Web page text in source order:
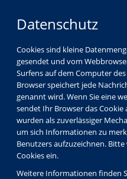
Datenschutz
Cookies sind kleine
gesendet und vom
Surfens auf dem Computer
Browser speichert jede
genannt wird. Wenn Sie eine
sendet Ihr Browser das Cookie
wurden als zuverlässiger
um sich Informationen zu
Benutzers aufzuzeichnen.
Cookies ein.
Weitere Informationen finden